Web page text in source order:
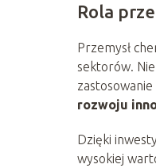
Rola
Przemysł
sektorów.
rozwoju
Dzięki
wysokiej